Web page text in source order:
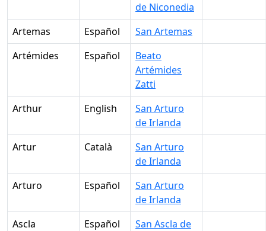
de Niconedia
Artemas
Español
San Artemas
Artémides
Español
Beato
Artémides
Zatti
Arthur
English
San Arturo
de Irlanda
Artur
Català
San Arturo
de Irlanda
Arturo
Español
San Arturo
de Irlanda
Ascla
Español
San Ascla de